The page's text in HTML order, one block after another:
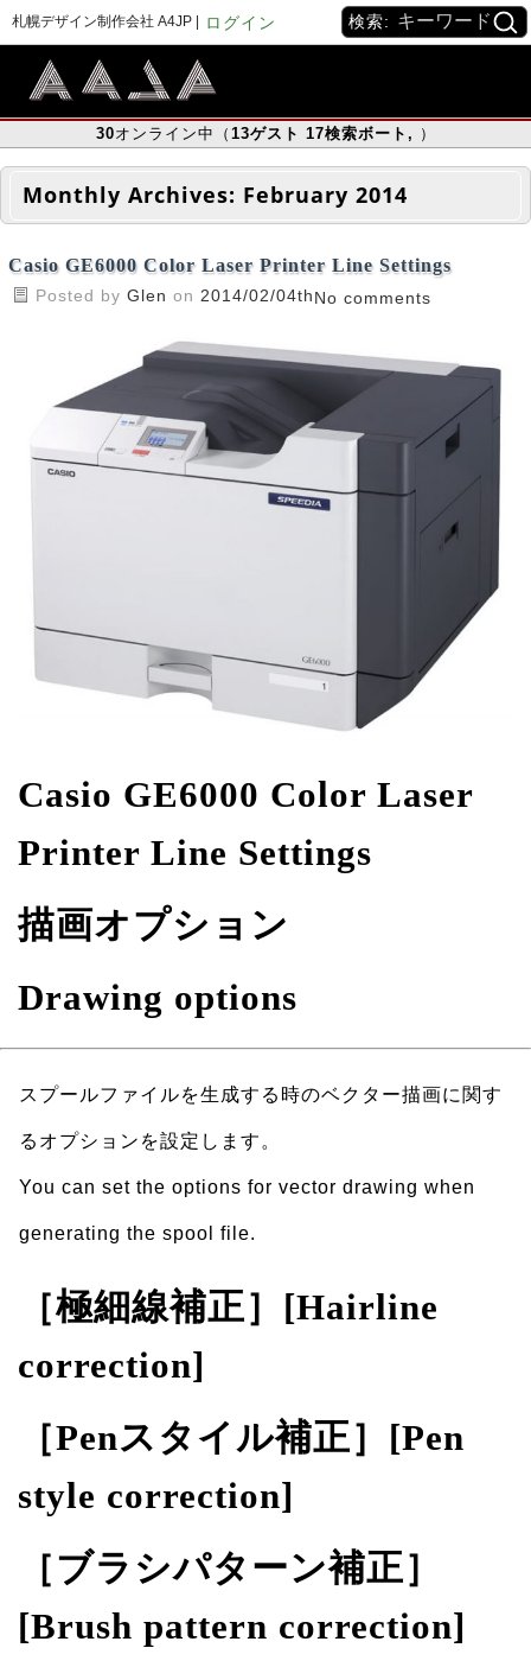
札幌デザイン制作会社 A4JP | ログイン 検索:
30オンライン中（ 13ゲスト 17検索ボート , ）
Monthly Archives: February 2014
Casio GE6000 Color Laser Printer Line Settings
Posted by Glen on 2014/02/04thNo comments
Casio GE6000 Color Laser
Printer Line Settings
描画オプション
Drawing options
スプールファイルを生成する時のベクター描画に関す
るオプションを設定します。
You can set the options for vector drawing when
generating the spool file.
［極細線補正］[Hairline
correction]
［Penスタイル補正］[Pen
style correction]
［ブラシパターン補正］
[Brush pattern correction]